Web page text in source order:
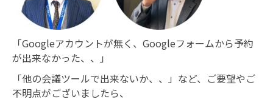
「Googleアカウントが無く、Googleフォームから予約
が出来なかった、、」
「他の会議ツールで出来ないか、、」など、ご要望やご
不明点がございましたら、